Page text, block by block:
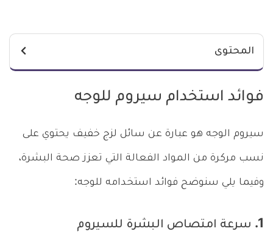
المحتوى
فوائد استخدام سيروم للوجه
سيروم الوجه هو عبارة عن سائل لزج خفيف يحتوي على
نسب مركرة من المواد الفعالة التي تعزز صحة البشرة،
وفيما يلي سنوضح فوائد استخدامه للوجه:
1. سرعة امتصاص البشرة للسيروم